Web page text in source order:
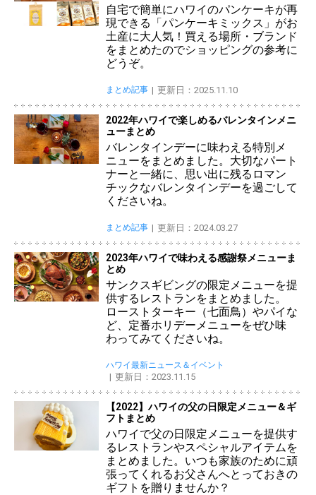
自宅で簡単にハワイのパンケーキが再
現できる「パンケーキミックス」がお
土産に大人気！買える場所・ブランド
をまとめたのでショッピングの参考に
どうぞ。
まとめ記事 更新日：2025.11.10
2022年ハワイで楽しめるバレンタインメニ
ューまとめ
バレンタインデーに味わえる特別メ
ニューをまとめました。大切なパート
ナーと一緒に、思い出に残るロマン
チックなバレンタインデーを過ごして
くださいね。
まとめ記事 更新日：2024.03.27
2023年ハワイで味わえる感謝祭メニューま
とめ
サンクスギビングの限定メニューを提
供するレストランをまとめました。
ローストターキー（七面鳥）やパイな
ど、定番ホリデーメニューをぜひ味
わってみてくださいね。
ハワイ最新ニュース＆イベント
更新日：2023.11.15
【2022】ハワイの父の日限定メニュー＆ギ
フトまとめ
ハワイで父の日限定メニューを提供す
るレストランやスペシャルアイテムを
まとめました。いつも家族のために頑
張ってくれるお父さんへとっておきの
ギフトを贈りませんか？